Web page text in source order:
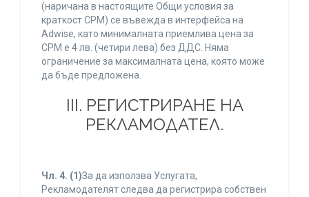
(наричана в настоящите Общи условия за
краткост CPM) се въвежда в интерфейса на
Adwise, като минималната приемлива цена за
CPM е 4 лв. (четири лева) без ДДС. Няма
ограничение за максималната цена, която може
да бъде предложена.
ІІІ. РЕГИСТРИРАНЕ НА
РЕКЛАМОДАТЕЛ.
Чл. 4. (1)За да използва Услугата,
Рекламодателят следва да регистрира собствен